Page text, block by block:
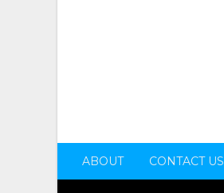
ABOUT CONTACT US